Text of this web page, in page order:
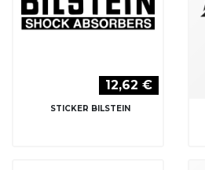
12,62 €
STICKER BILSTEIN